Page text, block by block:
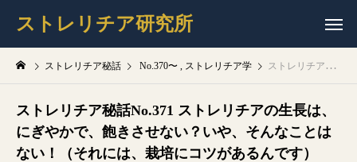
ストレリチア研究所
ストレリチア秘話 No.370〜 ストレリチア学 ストレリチア秘話No.371 ストレリチアの生長は、にぎやかで、飽きさせない？いや、そんなことはない！（それには、栽培にコツがあるんです）
ストレリチア秘話No.371 ストレリチアの生長は、
にぎやかで、飽きさせない？いや、そんなことは
ない！（それには、栽培にコツがあるんです）